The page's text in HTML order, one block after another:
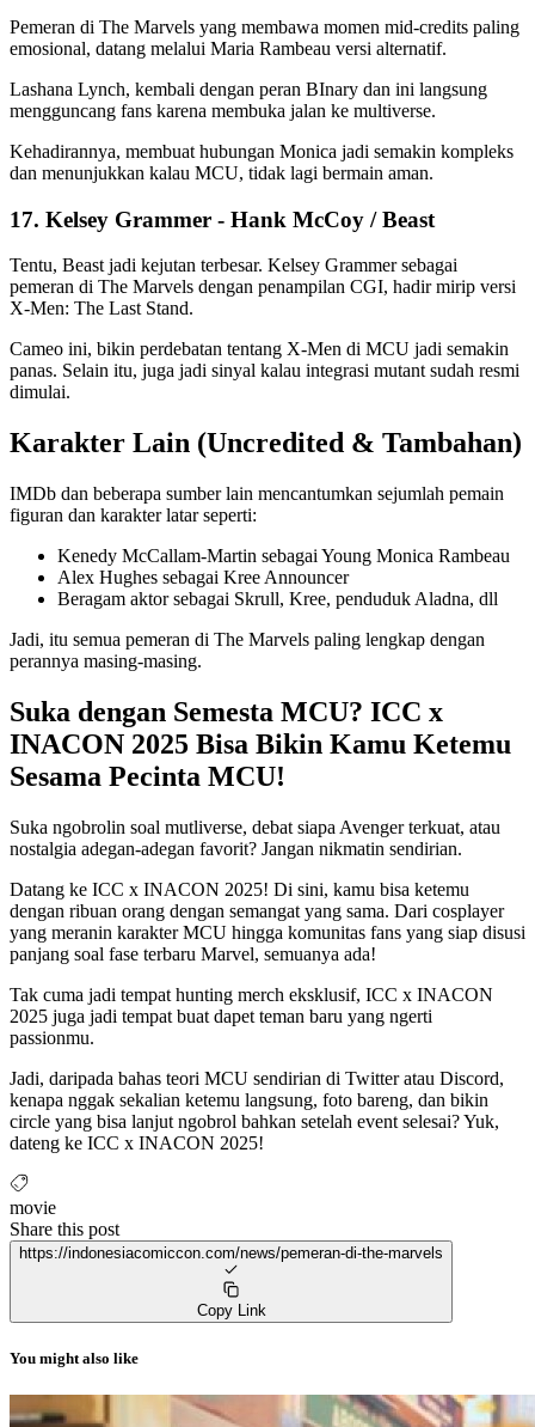
Pemeran di The Marvels yang membawa momen mid-credits paling
emosional, datang melalui Maria Rambeau versi alternatif.
Lashana Lynch, kembali dengan peran BInary dan ini langsung
mengguncang fans karena membuka jalan ke multiverse.
Kehadirannya, membuat hubungan Monica jadi semakin kompleks
dan menunjukkan kalau MCU, tidak lagi bermain aman.
17. Kelsey Grammer - Hank McCoy / Beast
Tentu, Beast jadi kejutan terbesar. Kelsey Grammer sebagai
pemeran di The Marvels dengan penampilan CGI, hadir mirip versi
X-Men: The Last Stand.
Cameo ini, bikin perdebatan tentang X-Men di MCU jadi semakin
panas. Selain itu, juga jadi sinyal kalau integrasi mutant sudah resmi
dimulai.
Karakter Lain (Uncredited & Tambahan)
IMDb dan beberapa sumber lain mencantumkan sejumlah pemain
figuran dan karakter latar seperti:
Kenedy McCallam-Martin sebagai Young Monica Rambeau
Alex Hughes sebagai Kree Announcer
Beragam aktor sebagai Skrull, Kree, penduduk Aladna, dll
Jadi, itu semua pemeran di The Marvels paling lengkap dengan
perannya masing-masing.
Suka dengan Semesta MCU? ICC x
INACON 2025 Bisa Bikin Kamu Ketemu
Sesama Pecinta MCU!
Suka ngobrolin soal mutliverse, debat siapa Avenger terkuat, atau
nostalgia adegan-adegan favorit? Jangan nikmatin sendirian.
Datang ke ICC x INACON 2025! Di sini, kamu bisa ketemu
dengan ribuan orang dengan semangat yang sama. Dari cosplayer
yang meranin karakter MCU hingga komunitas fans yang siap disusi
panjang soal fase terbaru Marvel, semuanya ada!
Tak cuma jadi tempat hunting merch eksklusif, ICC x INACON
2025 juga jadi tempat buat dapet teman baru yang ngerti
passionmu.
Jadi, daripada bahas teori MCU sendirian di Twitter atau Discord,
kenapa nggak sekalian ketemu langsung, foto bareng, dan bikin
circle yang bisa lanjut ngobrol bahkan setelah event selesai? Yuk,
dateng ke ICC x INACON 2025!
movie
Share this post
https://indonesiacomiccon.com/news/pemeran-di-the-marvels
Copy Link
You might also like